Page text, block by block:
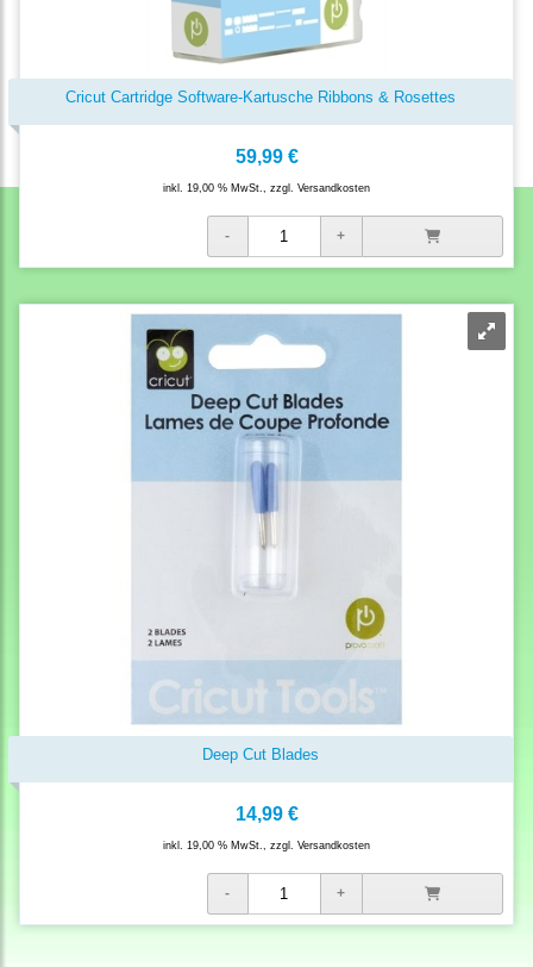
Cricut Cartridge Software-Kartusche Ribbons & Rosettes
59,99 €
inkl. 19,00 % MwSt., zzgl. Versandkosten
Deep Cut Blades
14,99 €
inkl. 19,00 % MwSt., zzgl. Versandkosten